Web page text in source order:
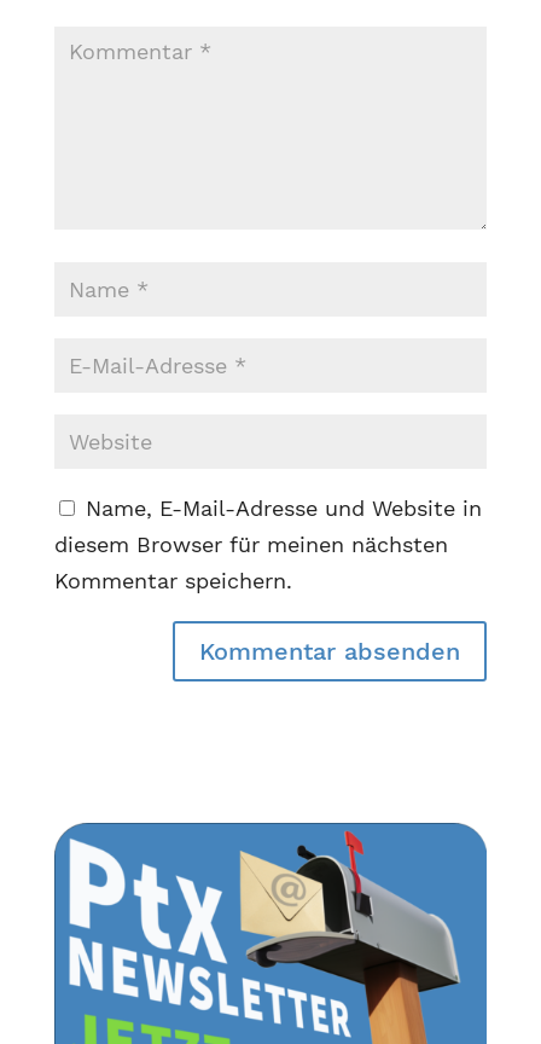
Name, E-Mail-Adresse und Website in
diesem Browser für meinen nächsten
Kommentar speichern.